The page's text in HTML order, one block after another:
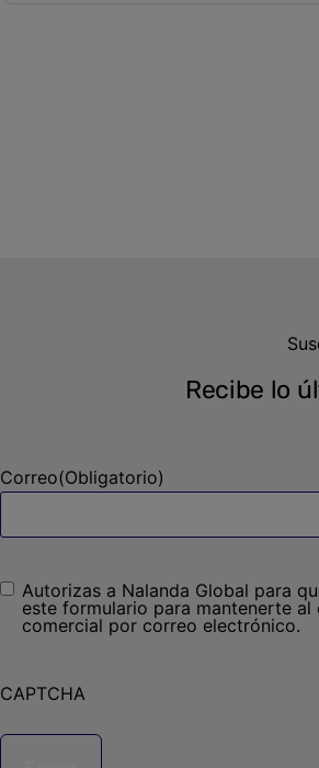
Recibe lo
Correo(Obligatorio)
Sin
nombre(Obligatorio)
Autorizas a Nalanda Global para
este formulario para mantenerte
comercial por correo electrónico.
CAPTCHA